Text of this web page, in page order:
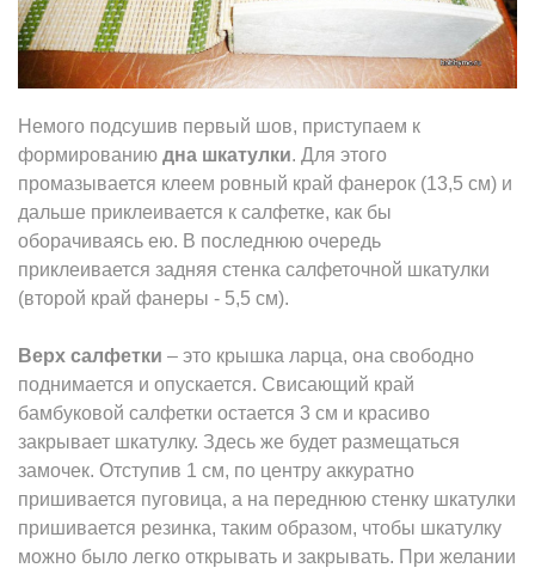
Немого подсушив первый шов, приступаем к
формированию дна шкатулки. Для этого
промазывается клеем ровный край фанерок (13,5 см) и
дальше приклеивается к салфетке, как бы
оборачиваясь ею. В последнюю очередь
приклеивается задняя стенка салфеточной шкатулки
(второй край фанеры - 5,5 см).
Верх салфетки – это крышка ларца, она свободно
поднимается и опускается. Свисающий край
бамбуковой салфетки остается 3 см и красиво
закрывает шкатулку. Здесь же будет размещаться
замочек. Отступив 1 см, по центру аккуратно
пришивается пуговица, а на переднюю стенку шкатулки
пришивается резинка, таким образом, чтобы шкатулку
можно было легко открывать и закрывать. При желании